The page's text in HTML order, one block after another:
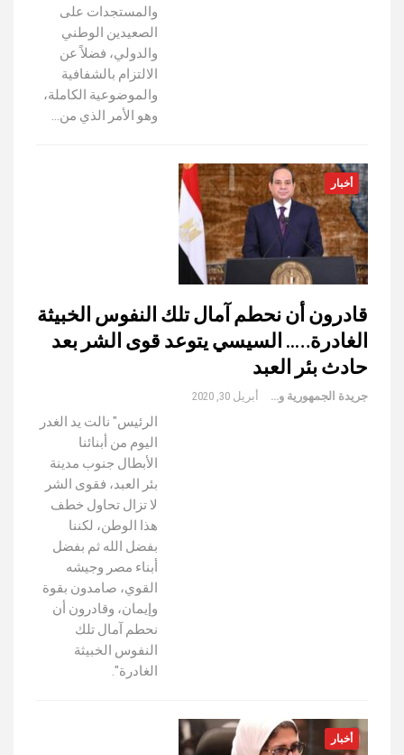
والمستجدات على
الصعيدين الوطني
والدولي، فضلاً عن
الالتزام بالشفافية
والموضوعية الكاملة،
وهو الأمر الذي من…
أخبار
قادرون أن نحطم آمال تلك النفوس الخبيثة
الغادرة….. السيسي يتوعد قوى الشر بعد
حادث بئر العبد
جريدة الجمهورية والعالم أبريل 30, 2020
الرئيس" نالت يد الغدر
اليوم من أبنائنا
الأبطال جنوب مدينة
بئر العبد، فقوى الشر
لا تزال تحاول خطف
هذا الوطن، لكننا
بفضل الله ثم بفضل
أبناء مصر وجيشه
القوي، صامدون بقوة
وإيمان، وقادرون أن
نحطم آمال تلك
النفوس الخبيثة
الغادرة".
أخبار